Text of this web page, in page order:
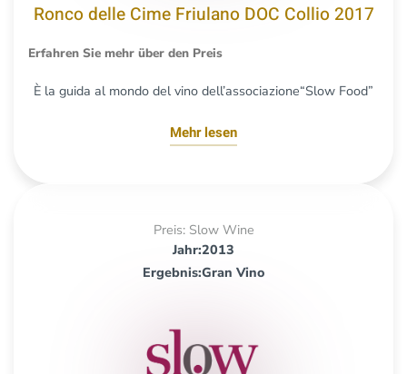
Ronco delle Cime Friulano DOC Collio 2017
Erfahren Sie mehr über den Preis
È la guida al mondo del vino dell’associazione“Slow Food”
Mehr lesen
Preis: Slow Wine
Jahr:2013
Ergebnis:Gran Vino